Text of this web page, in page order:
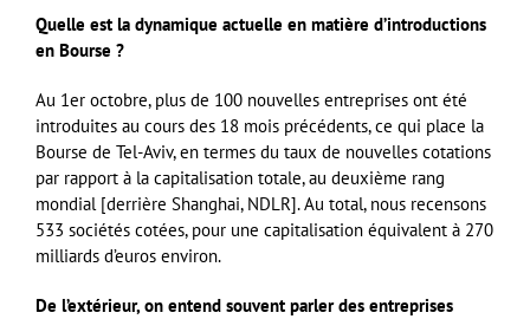
Quelle est la dynamique actuelle en matière d’introductions
en Bourse ?
Au 1er octobre, plus de 100 nouvelles entreprises ont été
introduites au cours des 18 mois précédents, ce qui place la
Bourse de Tel-Aviv, en termes du taux de nouvelles cotations
par rapport à la capitalisation totale, au deuxième rang
mondial [derrière Shanghai, NDLR]. Au total, nous recensons
533 sociétés cotées, pour une capitalisation équivalent à 270
milliards d’euros environ.
De l’extérieur, on entend souvent parler des entreprises